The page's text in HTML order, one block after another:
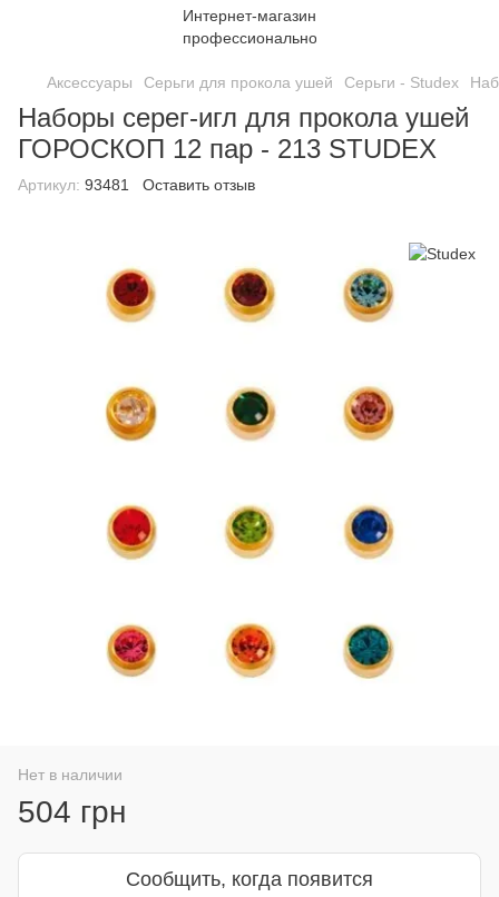
Аксессуары Серьги для прокола ушей Серьги - Studex
Наборы серег-игл для прокола ушей
ГОРОСКОП 12 пар - 213 STUDEX
Артикул: 93481 Оставить отзыв
Нет в наличии
504 грн
Сообщить, когда появится